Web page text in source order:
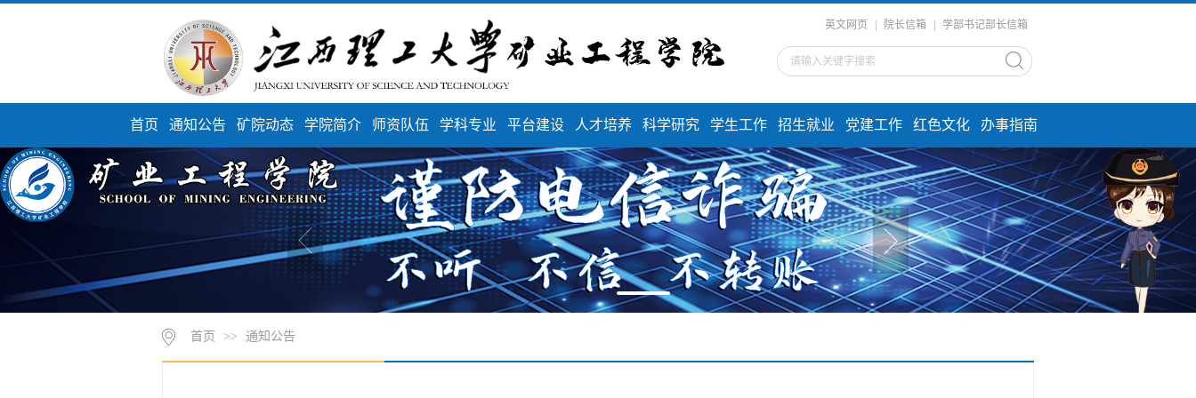
英文网页 院长信箱 学部书记部长信箱
首页 通知公告 矿院动态 学院简介 师资队伍 学科专业 平台建设 人才培养 科学研究 学生工作 招生就业 党建工作 红色文化 办事指南
首页 >> 通知公告